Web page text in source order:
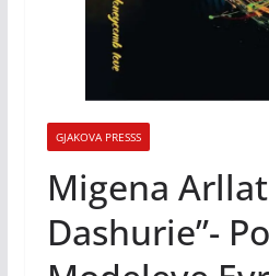
GJAKOVA PRESSS
Migena
Dashurie”-